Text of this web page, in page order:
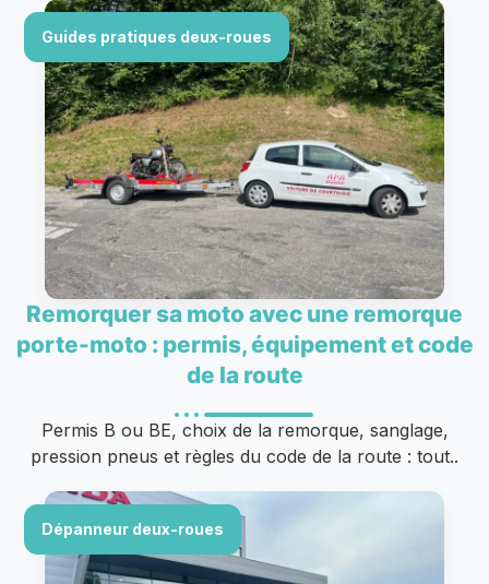
Guides pratiques deux-roues
Remorquer sa moto avec une remorque
porte-moto : permis, équipement et code
de la route
Permis B ou BE, choix de la remorque, sanglage,
pression pneus et règles du code de la route : tout..
Dépanneur deux-roues